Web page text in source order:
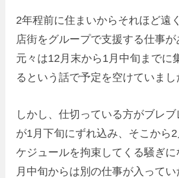
2年程前に住まいからそれほど遠
店街をグループで支援する仕事が
元々は12月末から1月中旬までに
るという話で予定を空けていまし
しかし、仕切っている方がブレブ
が1月下旬にずれ込み、そこから
ケジュールを拘束してくる騒ぎ
月中旬からは別の仕事が入ってい